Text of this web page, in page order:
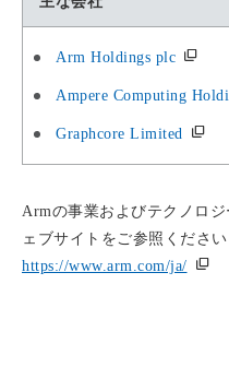
Arm Holdings plc
Ampere Computing
Graphcore Limited
Armの事業およびテクノロ
ェブサイトをご参照ください
https://www.arm.com/ja/